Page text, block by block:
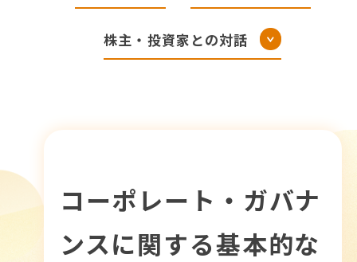
IR関連情報
株主・投資家との対話
コーポレート・ガバナ
ンスに関する基本的な